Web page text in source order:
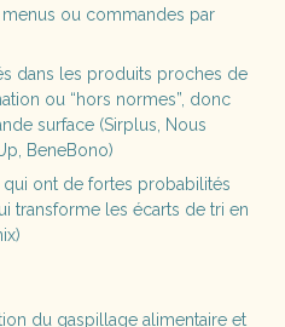
ou commandes par
dans les produits proches de
ou “hors normes”, donc
surface (Sirplus, Nous
BeneBono)
ont de fortes probabilités
transforme les écarts de tri en
du gaspillage alimentaire et